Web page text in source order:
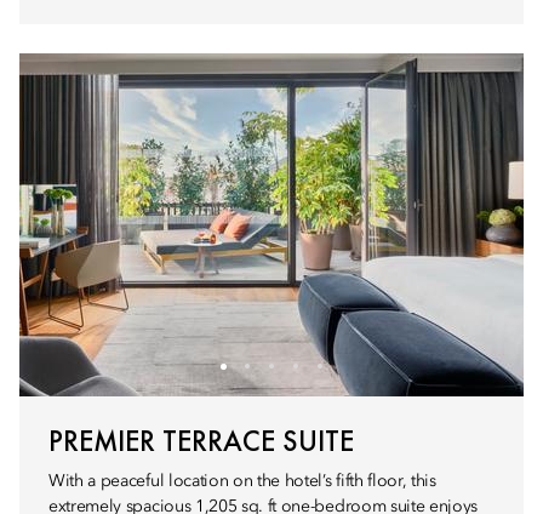
PREMIER TERRACE SUITE
With a peaceful location on the hotel’s fifth floor, this
extremely spacious 1,205 sq. ft one-bedroom suite enjoys